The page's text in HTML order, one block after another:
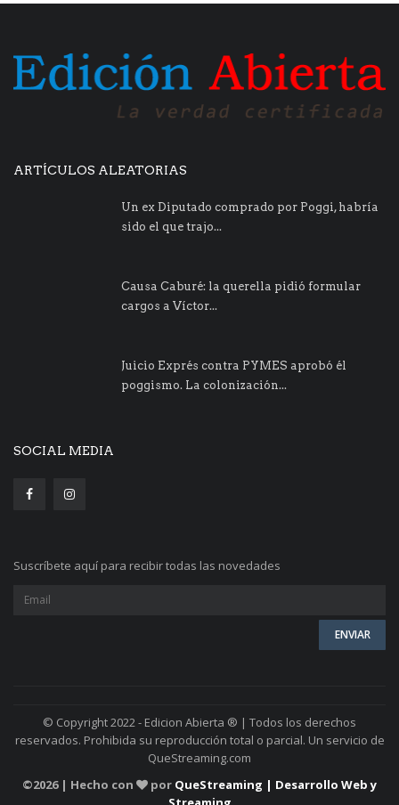
ARTÍCULOS ALEATORIAS
Un ex Diputado comprado por Poggi, habría
sido el que trajo...
Causa Caburé: la querella pidió formular
cargos a Víctor...
Juicio Exprés contra PYMES aprobó él
poggismo. La colonización...
SOCIAL MEDIA
Suscríbete aquí para recibir todas las novedades
© Copyright 2022 - Edicion Abierta ® | Todos los derechos
reservados. Prohibida su reproducción total o parcial. Un servicio de
QueStreaming.com
©2026 | Hecho con por QueStreaming | Desarrollo Web y